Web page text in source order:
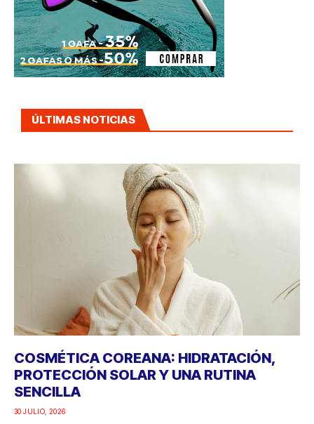
ÚLTIMAS NOTICIAS
COSMÉTICA COREANA: HIDRATACIÓN,
PROTECCIÓN SOLAR Y UNA RUTINA
SENCILLA
30 JULIO, 2026